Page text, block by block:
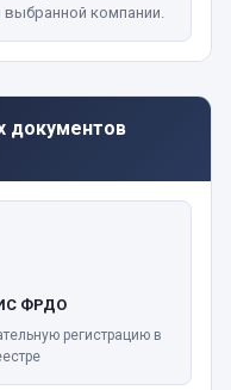
компании.
документов
ФРДО
регистрацию в